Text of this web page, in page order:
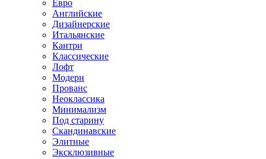
Евро
Английские
Дизайнерские
Итальянские
Кантри
Классические
Лофт
Модерн
Прованс
Неоклассика
Минимализм
Под старину
Скандинавские
Элитные
Эксклюзивные